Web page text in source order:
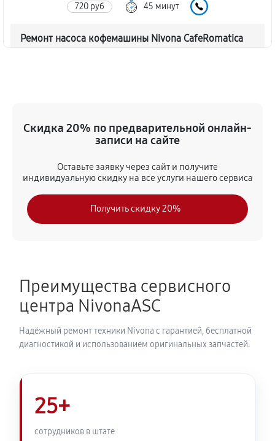
720 руб 45 минут
Ремонт насоса кофемашины Nivona CafeRomatica
620 руб 45 минут
Чистка от кофейных масел
Замена модуля управления
NICR 670
720 руб 40 минут
Ремонт гидросистемы кофемашины Nivona
CafeRomatica NICR 670
Ремонт кофемолки кофемашины Nivona
CafeRomatica NICR 670
740 руб
Скидка 20% по предварительной онлайн-
записи на сайте
Оставьте заявку через сайт и получите
индивидуальную скидку на все услуги нашего сервиса
Получить скидку 20%
Преимущества сервисного
центра NivonaASC
Надёжный ремонт техники Nivona с гарантией, бесплатной
диагностикой и использованием оригинальных запчастей.
25+
сотрудников в штате